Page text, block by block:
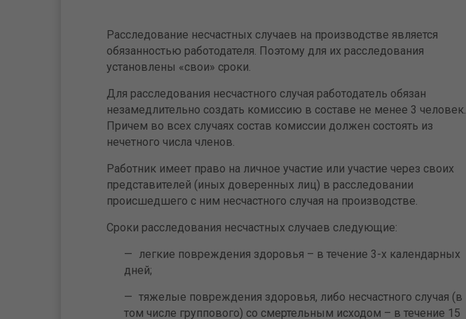
Расследование несчастных случаев на производстве является
обязанностью работодателя. Поэтому для их расследования
установлены «свои» сроки.
Для расследования несчастного случая работодатель обязан
незамедлительно создать комиссию в составе не менее 3 человек.
Причем во всех случаях состав комиссии должен состоять из
нечетного числа членов.
Работник имеет право на личное участие или участие через своих
представителей (иных доверенных лиц) в расследовании
происшедшего с ним несчастного случая на производстве.
Сроки расследования несчастных случаев следующие:
легкие повреждения здоровья – в течение 3-х календарных
дней;
тяжелые повреждения здоровья, либо несчастного случая (в
том числе группового) со смертельным исходом – в течение 15